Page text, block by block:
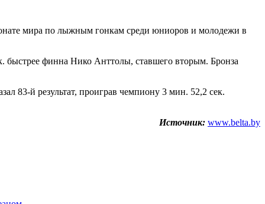
мира по лыжным гонкам среди юниоров и молодежи в
быстрее финна Нико Анттолы, ставшего вторым. Бронза
83-й результат, проиграв чемпиону 3 мин. 52,2 сек.
Источник: www.belta.by